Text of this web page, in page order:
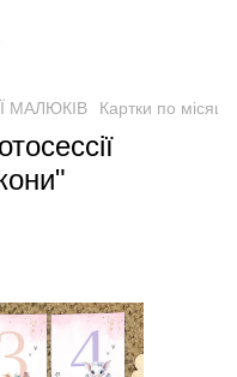
МАЛЮКІВ Картки по